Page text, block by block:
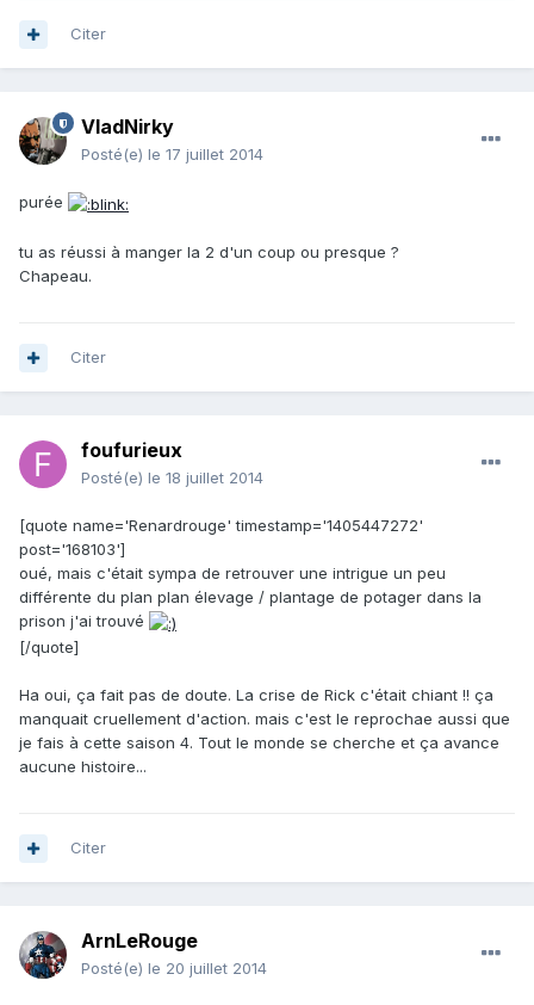
Citer
VladNirky
Posté(e) le 17 juillet 2014
purée
tu as réussi à manger la 2 d'un coup ou presque ?
Chapeau.
Citer
foufurieux
Posté(e) le 18 juillet 2014
[quote name='Renardrouge' timestamp='1405447272'
post='168103']
oué, mais c'était sympa de retrouver une intrigue un peu
différente du plan plan élevage / plantage de potager dans la
prison j'ai trouvé
[/quote]
Ha oui, ça fait pas de doute. La crise de Rick c'était chiant !! ça
manquait cruellement d'action. mais c'est le reprochae aussi que
je fais à cette saison 4. Tout le monde se cherche et ça avance
aucune histoire...
Citer
ArnLeRouge
Posté(e) le 20 juillet 2014